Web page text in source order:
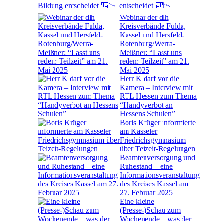
entscheidet 🎒📉
Webinar der dlh
Kreisverbände Fulda,
Kassel und Hersfeld-
Rotenburg/Werra-
Meißner: “Lasst uns
reden: Teilzeit” am 21.
Mai 2025
Herr K darf vor die
Kamera – Interview mit
RTL Hessen zum Thema
“Handyverbot an
Hessens Schulen”
Boris Krüger informierte
am Kasseler
Friedrichsgymnasium
über Teizeit-Regelungen
Beamtenversorgung und
Ruhestand – eine
Informationsveranstaltung
des Kreises Kassel am
27. Februar 2025
Eine kleine
(Presse-)Schau zum
Wochenende – was der